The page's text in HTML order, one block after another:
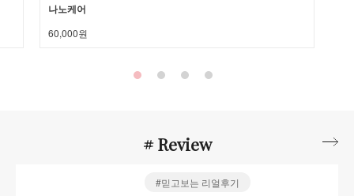
나노케어
60,000원
# Review
#믿고보는 리얼후기